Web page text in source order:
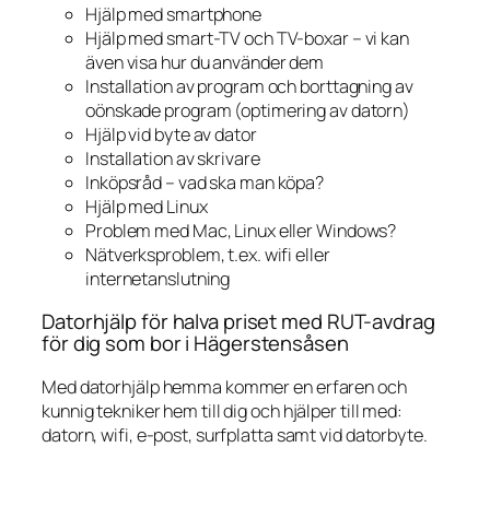
Hjälp med smartphone
Hjälp med smart-TV och TV-boxar – vi kan
även visa hur du använder dem
Installation av program och borttagning av
oönskade program (optimering av datorn)
Hjälp vid byte av dator
Installation av skrivare
Inköpsråd – vad ska man köpa?
Hjälp med Linux
Problem med Mac, Linux eller Windows?
Nätverksproblem, t.ex. wifi eller
internetanslutning
Datorhjälp för halva priset med RUT-avdrag
för dig som bor i Hägerstensåsen
Med datorhjälp hemma kommer en erfaren och
kunnig tekniker hem till dig och hjälper till med:
datorn, wifi, e-post, surfplatta samt vid datorbyte.